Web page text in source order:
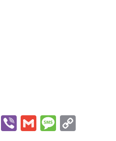
WhatsApp
ViberGmail